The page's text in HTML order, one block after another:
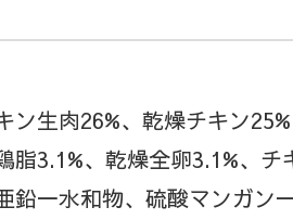
ン生肉26%、乾燥チキン
脂3.1%、乾燥全卵3.1%、
鉛一水和物、硫酸マンガン